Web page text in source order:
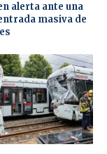
alerta ante una
masiva de